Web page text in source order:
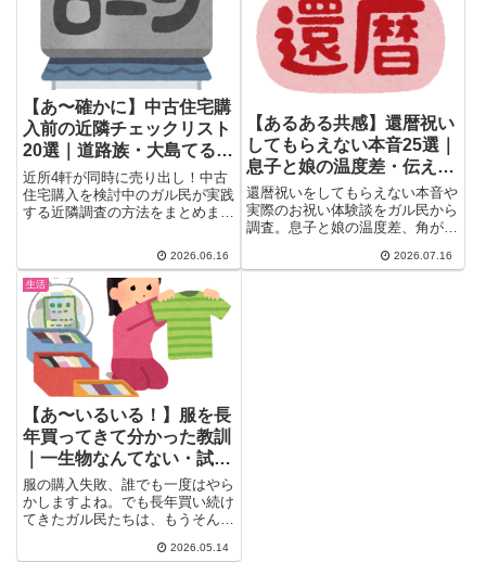
【あ〜確かに】中古住宅購
入前の近隣チェックリスト
20選｜道路族・大島てる・
トナリスクを総まとめ
近所4軒が同時に売り出し！中古
住宅購入を検討中のガル民が実践
する近隣調査の方法をまとめまし
での聞き込みまで、プロも顔負け
のガル民知恵袋を一気に紹介。
2026.06.16
【あるある共感】還暦祝い
してもらえない本音25選｜
息子と娘の温度差・伝え方
まとめ
還暦祝いをしてもらえない本音や
実際のお祝い体験談をガル民から
調査。息子と娘の温度差、角が立
ちゃんこの実例まで、リアルな声
2026.07.16
生活
【あ〜いるいる！】服を長
年買ってきて分かった教訓
｜一生物なんてない・試着
必須・素材が大事
服の購入失敗、誰でも一度はやら
かしますよね。でも長年買い続け
てきたガル民たちは、もうそんな
2026.05.14